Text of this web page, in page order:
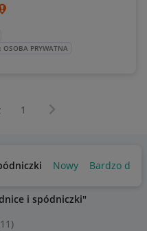
OSOBA PRYWATNA
1 Następna strona
Nowy Bardzo
i spódniczki"